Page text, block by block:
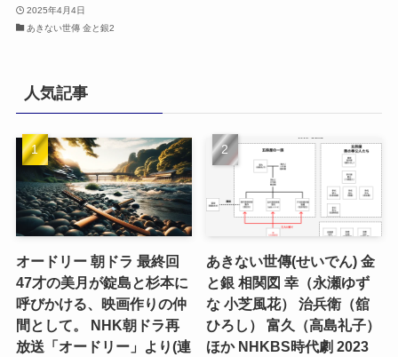
2025年4月4日
あきない世傳 金と銀2
人気記事
オードリー 朝ドラ 最終回
47才の美月が錠島と杉本に
呼びかける、映画作りの仲
間として。 NHK朝ドラ再
放送「オードリー」より(連
あきない世傳(せいでん) 金
と銀 相関図 幸（永瀬ゆず
な 小芝風花） 治兵衛（舘
ひろし） 富久（高島礼子）
ほか NHKBS時代劇 2023